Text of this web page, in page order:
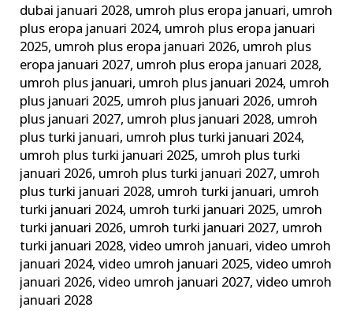
dubai januari 2028, umroh plus eropa januari, umroh
plus eropa januari 2024, umroh plus eropa januari
2025, umroh plus eropa januari 2026, umroh plus
eropa januari 2027, umroh plus eropa januari 2028,
umroh plus januari, umroh plus januari 2024, umroh
plus januari 2025, umroh plus januari 2026, umroh
plus januari 2027, umroh plus januari 2028, umroh
plus turki januari, umroh plus turki januari 2024,
umroh plus turki januari 2025, umroh plus turki
januari 2026, umroh plus turki januari 2027, umroh
plus turki januari 2028, umroh turki januari, umroh
turki januari 2024, umroh turki januari 2025, umroh
turki januari 2026, umroh turki januari 2027, umroh
turki januari 2028,video umroh januari,video umroh
januari 2024,video umroh januari 2025,video umroh
januari 2026,video umroh januari 2027,video umroh
januari 2028